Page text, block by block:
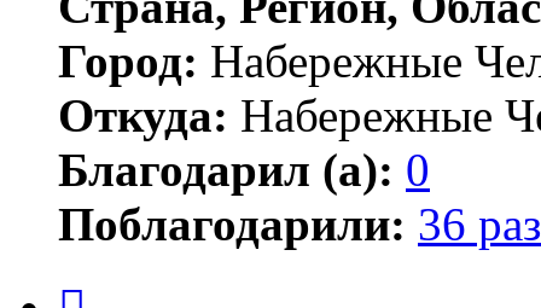
Город: Набережные
Откуда: Набережные
Благодарил (а): 0
Поблагодарили: 36 раз